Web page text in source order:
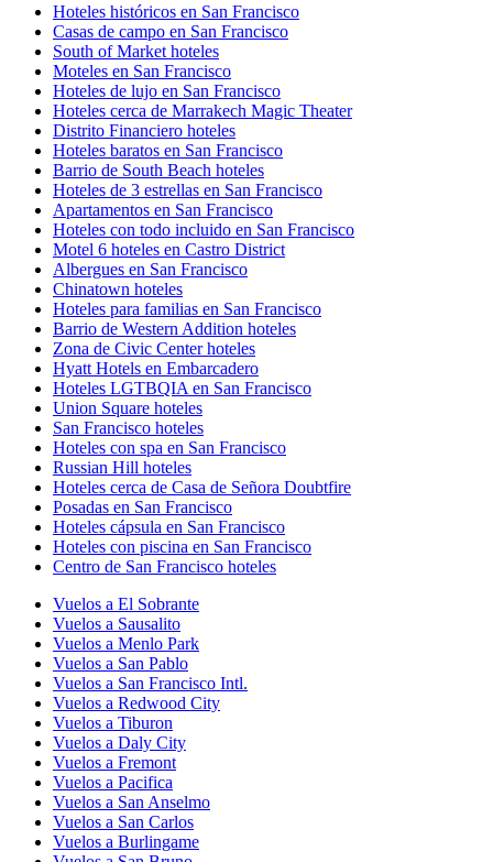
Hoteles históricos en San Francisco
Casas de campo en San Francisco
South of Market hoteles
Moteles en San Francisco
Hoteles de lujo en San Francisco
Hoteles cerca de Marrakech Magic Theater
Distrito Financiero hoteles
Hoteles baratos en San Francisco
Barrio de South Beach hoteles
Hoteles de 3 estrellas en San Francisco
Apartamentos en San Francisco
Hoteles con todo incluido en San Francisco
Motel 6 hoteles en Castro District
Albergues en San Francisco
Chinatown hoteles
Hoteles para familias en San Francisco
Barrio de Western Addition hoteles
Zona de Civic Center hoteles
Hyatt Hotels en Embarcadero
Hoteles LGTBQIA en San Francisco
Union Square hoteles
San Francisco hoteles
Hoteles con spa en San Francisco
Russian Hill hoteles
Hoteles cerca de Casa de Señora Doubtfire
Posadas en San Francisco
Hoteles cápsula en San Francisco
Hoteles con piscina en San Francisco
Centro de San Francisco hoteles
Vuelos a El Sobrante
Vuelos a Sausalito
Vuelos a Menlo Park
Vuelos a San Pablo
Vuelos a San Francisco Intl.
Vuelos a Redwood City
Vuelos a Tiburon
Vuelos a Daly City
Vuelos a Fremont
Vuelos a Pacifica
Vuelos a San Anselmo
Vuelos a San Carlos
Vuelos a Burlingame